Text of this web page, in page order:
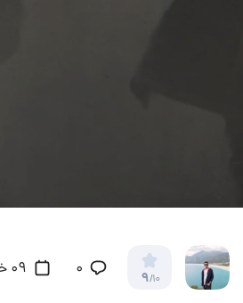
9/10 ۰ 09 خرداد 1405